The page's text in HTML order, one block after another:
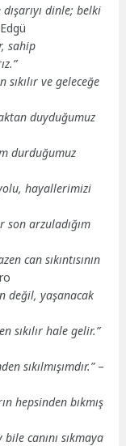
dışarıyı dinle; belki
sahip
ve geleceğe
duyduğumuz
durduğumuz
hayallerimizi
son arzuladığım
can sıkıntısının
değil, yaşanacak
sıkılır hale gelir.”
sıkılmışımdır.”–
hepsinden bıkmış
canını sıkmaya